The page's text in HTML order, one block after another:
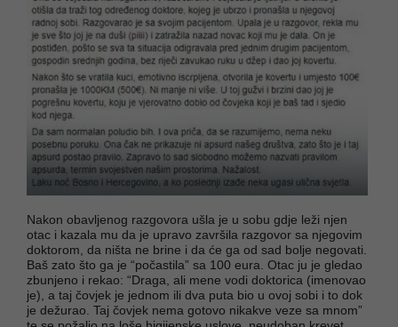
Nakon obavljenog razgovora ušla je u sobu gdje leži njen
otac i kazala mu da je upravo završila razgovor sa njegovim
doktorom, da ništa ne brine i da će ga od sad bolje negovati.
Baš zato što ga je “počastila” sa 100 eura. Otac ju je gledao
zbunjeno i rekao: “Draga, ali mene vodi doktorica (imenovao
je), a taj čovjek je jednom ili dva puta bio u ovoj sobi i to dok
je dežurao. Taj čovjek nema gotovo nikakve veze sa mnom”